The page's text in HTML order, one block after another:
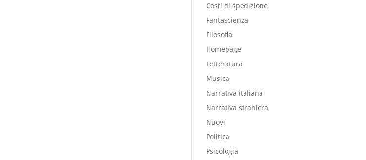
Costi di spedizione
Fantascienza
Filosofia
Homepage
Letteratura
Musica
Narrativa italiana
Narrativa straniera
Nuovi
Politica
Psicologia